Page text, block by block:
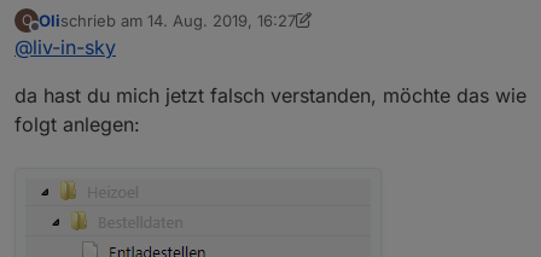
also einen ordner mit datenpunkte, die wie die
namen der geräte im netzwerk heißen und der inhalt
gefragt hast, ist das ganz schön viel aufwand.
vorallem weiß ich noch nicht, wie du diesen
vis - der ändert sich doch eigentlich nie, genauso
du oben beim namen ein text widget nimmst und den
O
Offline
Olischrieb am 14. Aug. 2019, 16:27
zuletzt editiert von Oli
@liv-in-sky
da hast du mich jetzt falsch verstanden, möchte das wie
folgt anlegen: